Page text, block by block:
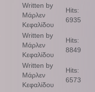
Written by
Μάρλεν
Κεφαλίδου
Hits:
6935
Written by
Μάρλεν
Κεφαλίδου
Hits:
8849
Written by
Μάρλεν
Κεφαλίδου
Hits:
6573